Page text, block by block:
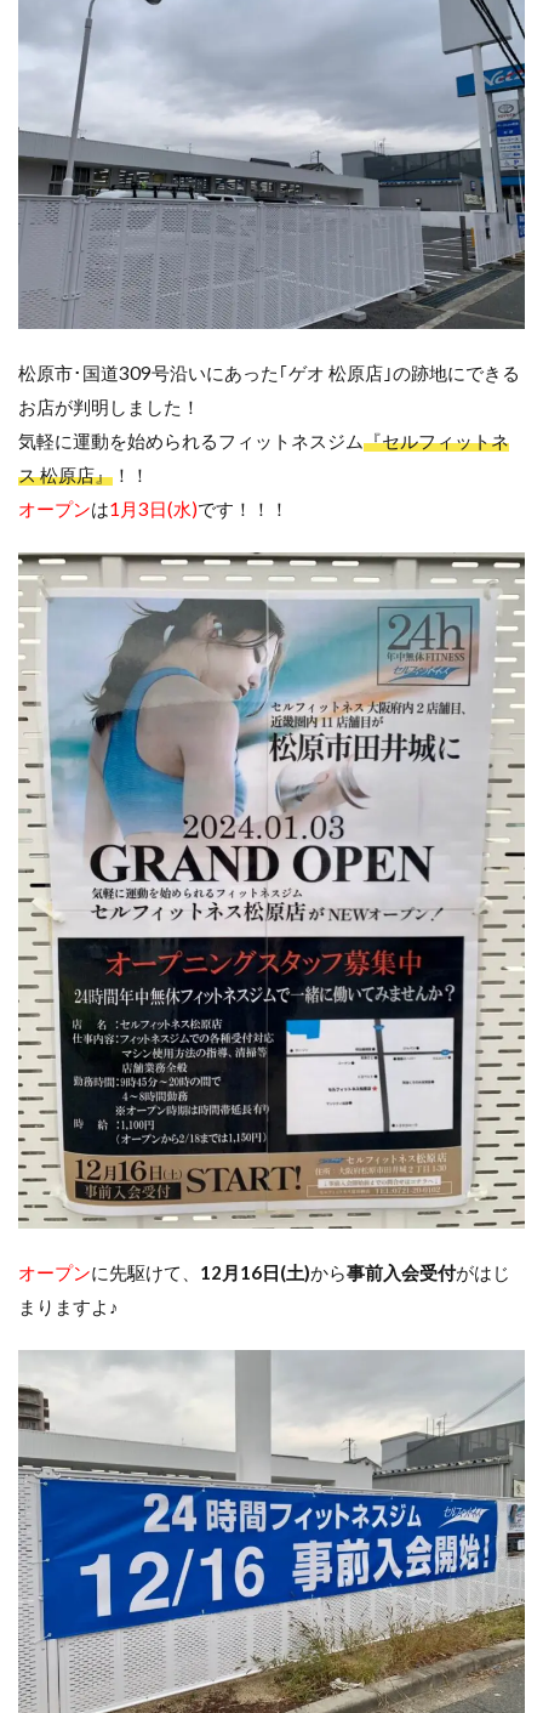
松原市･国道309号沿いにあった｢ゲオ 松原店｣の跡地にできる
お店が判明しました！
気軽に運動を始められるフィットネスジム『セルフィットネ
ス 松原店』 ！！
オープンは1月3日(水)です！！！
オープンに先駆けて、 12月16日(土)から事前入会受付がはじ
まりますよ♪